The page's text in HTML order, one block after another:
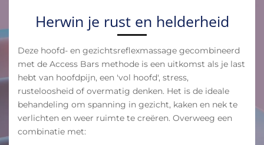
Herwin je rust en helderheid
Deze hoofd- en gezichtsreflexmassage gecombineerd
met de Access Bars methode is een uitkomst als je last
hebt van hoofdpijn, een 'vol hoofd', stress,
rusteloosheid of overmatig denken. Het is de ideale
behandeling om spanning in gezicht, kaken en nek te
verlichten en weer ruimte te creëren. Overweeg een
combinatie met: